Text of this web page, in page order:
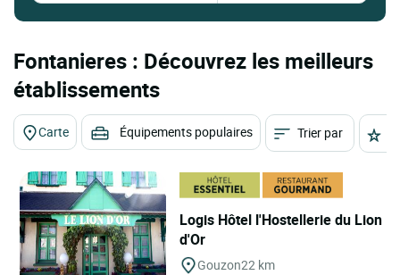
Fontanieres : Découvrez les meilleurs
établissements
Carte Équipements populaires Trier par
Logis Hôtel l'Hostellerie du Lion
d'Or
Gouzon22 km